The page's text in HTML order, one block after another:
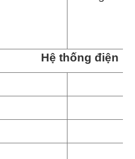
Hệ thống điện